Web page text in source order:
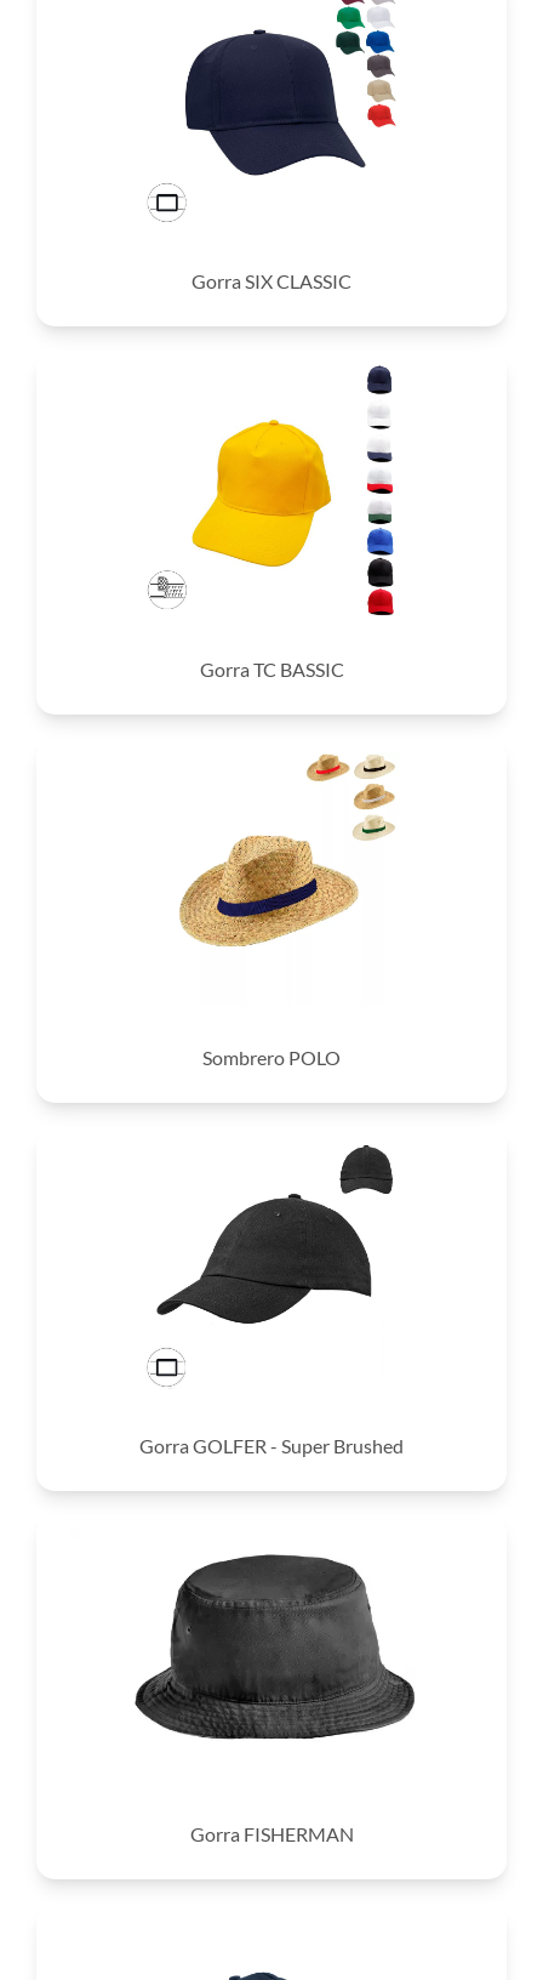
Gorra SIX CLASSIC
Gorra TC BASSIC
Sombrero POLO
Gorra GOLFER - Super Brushed
Gorra FISHERMAN